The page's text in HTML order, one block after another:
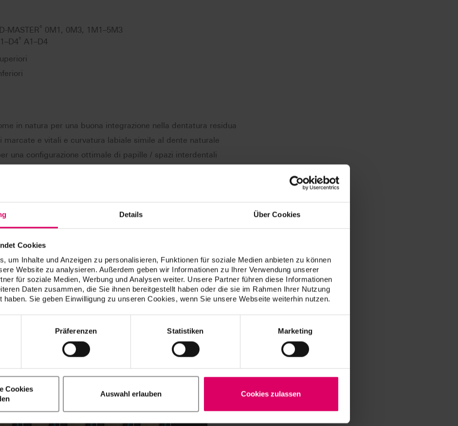
Details Über Cookies
Cookies
um Inhalte und Anzeigen zu personalisieren, Funktionen für soziale Medien anbieten zu können
Website zu analysieren. Außerdem geben wir Informationen zu Ihrer Verwendung unserer
für soziale Medien, Werbung und Analysen weiter. Unsere Partner führen diese Informationen
Daten zusammen, die Sie ihnen bereitgestellt haben oder die sie im Rahmen Ihrer Nutzung
haben. Sie geben Einwilligung zu unseren Cookies, wenn Sie unsere Webseite weiterhin nutzen.
Präferenzen Statistiken Marketing
Cookies
Auswahl erlauben Cookies zulassen
MASTER ® 0M1, 0M3, 1M1–5M3
® A1–D4
in natura per una buona integrazione nella dentatura residua
marcate e vitali e curvatura labiale simile al dente naturale
una configurazione ottimale di papille / spazi interdentali
di sfumature per un gioco di luci naturale e configurazione delle
BLP (Protesi BIO-Logica) sec. Dr. E. End.